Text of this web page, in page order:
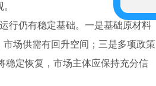
行仍有稳定基础。一是基础原材料
场供需有回升空间；三是多项政策
稳定恢复，市场主体应保持充分信